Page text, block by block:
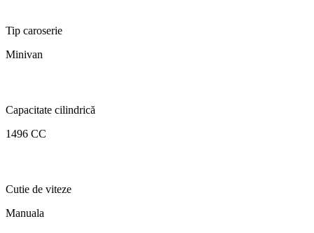
Tip caroserie
Minivan
Capacitate cilindrică
1496 CC
Cutie de viteze
Manuala